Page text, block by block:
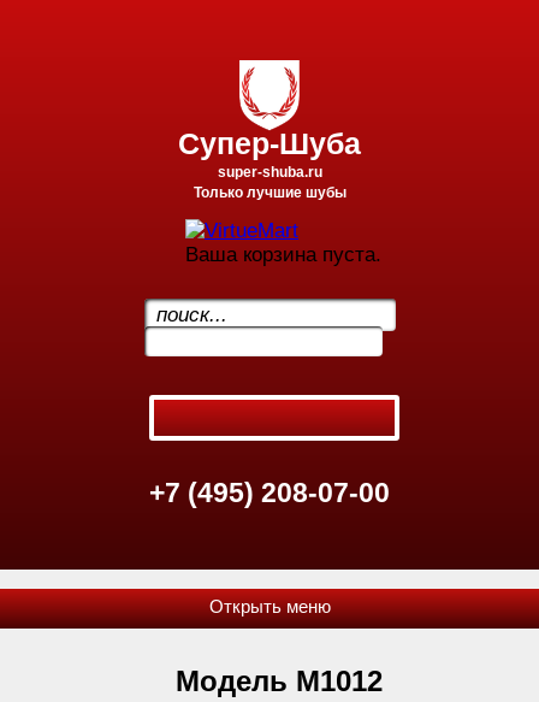
Супер-Шуба
super-shuba.ru
Только лучшие шубы
Ваша корзина пуста.
.
+7 (495) 208-07-00
Модель М1012